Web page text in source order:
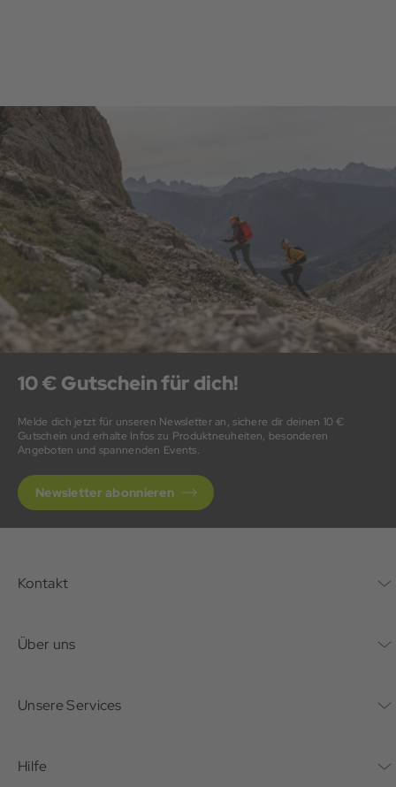
10 € Gutschein für dich!
Melde dich jetzt für unseren Newsletter an, sichere dir deinen 10 €
Gutschein und erhalte Infos zu Produktneuheiten, besonderen
Angeboten und spannenden Events.
Newsletter abonnieren
Kontakt
Über uns
Karriere
Unsere Services
Hilfe